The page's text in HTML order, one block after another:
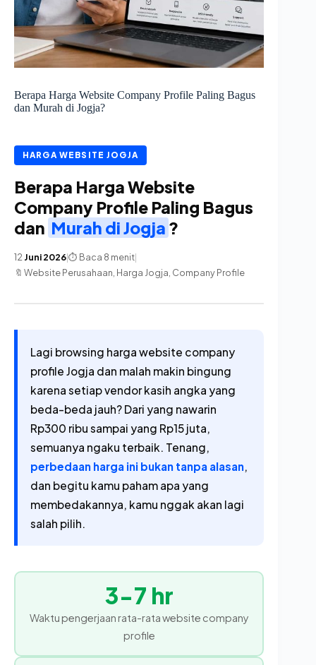
Berapa Harga Website Company Profile Paling Bagus
dan Murah di Jogja?
HARGA WEBSITE JOGJA
Berapa Harga Website
Company Profile Paling Bagus
dan Murah di Jogja ?
12Juni 2026|⏱ Baca 8 menit|
🔖 Website Perusahaan, Harga Jogja, Company Profile
Lagi browsing harga website company
profile Jogja dan malah makin bingung
karena setiap vendor kasih angka yang
beda-beda jauh? Dari yang nawarin
Rp300 ribu sampai yang Rp15 juta,
semuanya ngaku terbaik. Tenang,
perbedaan harga ini bukan tanpa alasan,
dan begitu kamu paham apa yang
membedakannya, kamu nggak akan lagi
salah pilih.
3-7 hr
Waktu pengerjaan rata-rata website company
profile